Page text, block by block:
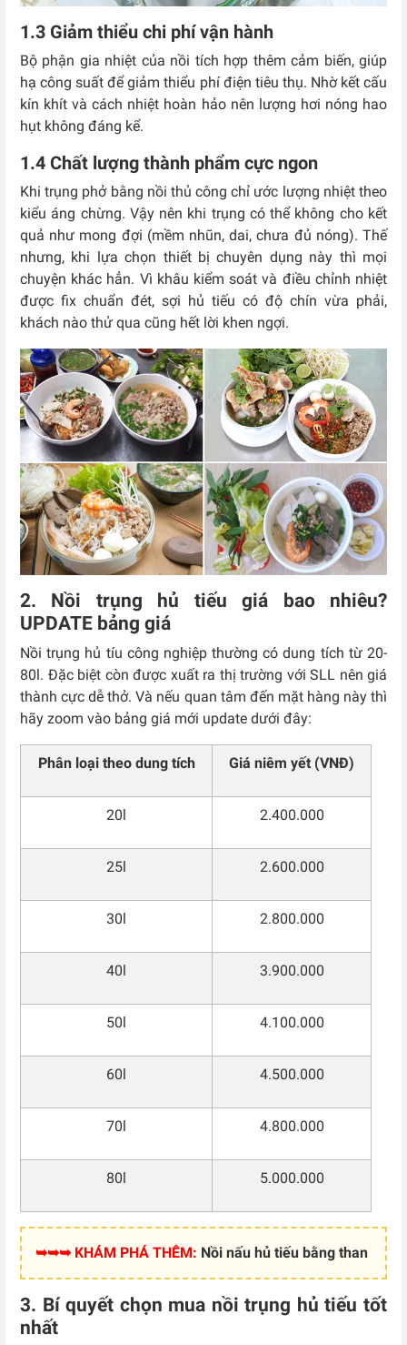
1.3 Giảm thiểu chi phí vận hành
Bộ phận gia nhiệt của nồi tích hợp thêm cảm biến, giúp
hạ công suất để giảm thiểu phí điện tiêu thụ. Nhờ kết cấu
kín khít và cách nhiệt hoàn hảo nên lượng hơi nóng hao
hụt không đáng kể.
1.4 Chất lượng thành phẩm cực ngon
Khi trụng phở bằng nồi thủ công chỉ ước lượng nhiệt theo
kiểu áng chừng. Vậy nên khi trụng có thể không cho kết
quả như mong đợi (mềm nhũn, dai, chưa đủ nóng). Thế
nhưng, khi lựa chọn thiết bị chuyên dụng này thì mọi
chuyện khác hẳn. Vì khâu kiểm soát và điều chỉnh nhiệt
được fix chuẩn đét, sợi hủ tiếu có độ chín vừa phải,
khách nào thử qua cũng hết lời khen ngợi.
2. Nồi trụng hủ tiếu giá bao nhiêu?
UPDATE bảng giá
Nồi trụng hủ tíu công nghiệp thường có dung tích từ 20-
80l. Đặc biệt còn được xuất ra thị trường với SLL nên giá
thành cực dễ thở.Và nếu quan tâm đến mặt hàng này thì
hãy zoom vào bảng giá mới update dưới đây:
Phân loại theo dung tích Giá niêm yết (VNĐ)
20l 2.400.000
25l 2.600.000
30l 2.800.000
40l 3.900.000
50l 4.100.000
60l 4.500.000
70l 4.800.000
80l 5.000.000
➥➥➥ KHÁM PHÁ THÊM: Nồi nấu hủ tiếu bằng than
3. Bí quyết chọn mua nồi trụng hủ tiếu tốt
nhất